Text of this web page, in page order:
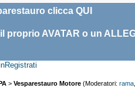
clicca QUI
proprio AVATAR o un
Registrati
> Vesparestauro Motore (Moderatori: rama